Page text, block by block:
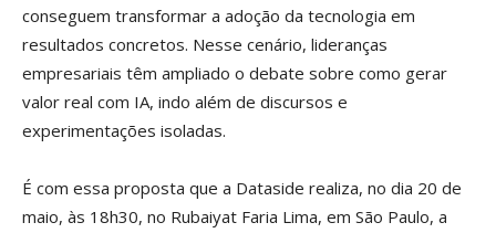
conseguem transformar a adoção da tecnologia em
resultados concretos. Nesse cenário, lideranças
empresariais têm ampliado o debate sobre como gerar
valor real com IA, indo além de discursos e
experimentações isoladas.
É com essa proposta que a Dataside realiza, no dia 20 de
maio, às 18h30, no Rubaiyat Faria Lima, em São Paulo, a